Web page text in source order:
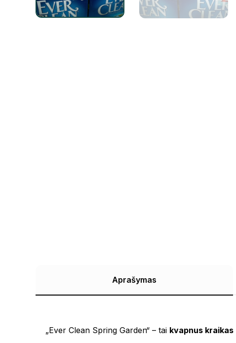
Aprašymas
„Ever Clean Spring Garden“ – tai kvapnus kraikas